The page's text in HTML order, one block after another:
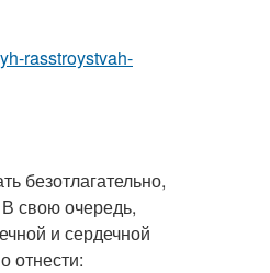
rasstroystvah-
безотлагательно,
свою очередь,
и сердечной
отнести: